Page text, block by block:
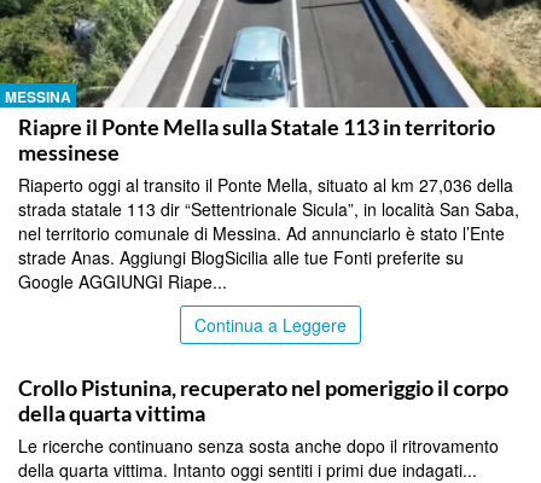
MESSINA
Riapre il Ponte Mella sulla Statale 113 in territorio
messinese
Riaperto oggi al transito il Ponte Mella, situato al km 27,036 della
strada statale 113 dir “Settentrionale Sicula”, in località San Saba,
nel territorio comunale di Messina. Ad annunciarlo è stato l’Ente
strade Anas. Aggiungi BlogSicilia alle tue Fonti preferite su
Google AGGIUNGI Riape...
Continua a Leggere
Crollo Pistunina, recuperato nel pomeriggio il corpo
della quarta vittima
Le ricerche continuano senza sosta anche dopo il ritrovamento
della quarta vittima. Intanto oggi sentiti i primi due indagati...